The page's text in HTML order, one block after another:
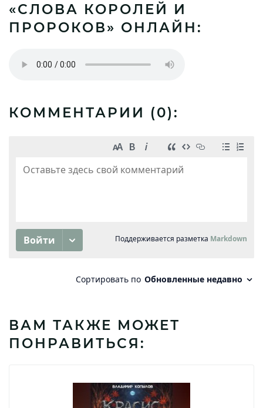
«СЛОВА КОРОЛЕЙ И
ПРОРОКОВ» ОНЛАЙН:
КОММЕНТАРИИ (0):
ВАМ ТАКЖЕ МОЖЕТ
ПОНРАВИТЬСЯ: